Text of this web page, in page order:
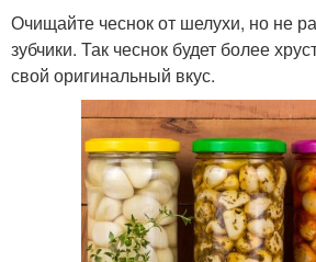
Очищайте чеснок от шелухи, но не
зубчики. Так чеснок будет более
свой оригинальный вкус.